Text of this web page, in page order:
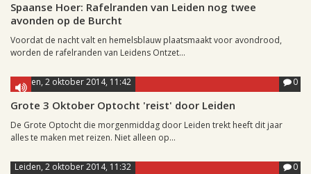
Spaanse Hoer: Rafelranden van Leiden nog twee
avonden op de Burcht
Voordat de nacht valt en hemelsblauw plaatsmaakt voor avondrood,
worden de rafelranden van Leidens Ontzet...
Leiden, 2 oktober 2014, 11:42 0
Grote 3 Oktober Optocht 'reist' door Leiden
De Grote Optocht die morgenmiddag door Leiden trekt heeft dit jaar
alles te maken met reizen. Niet alleen op...
Leiden, 2 oktober 2014, 11:32 0